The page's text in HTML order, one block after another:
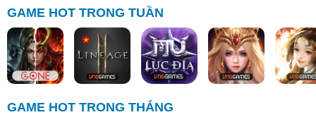
GAME HOT TRONG TUẦN
GAME HOT TRONG THÁNG